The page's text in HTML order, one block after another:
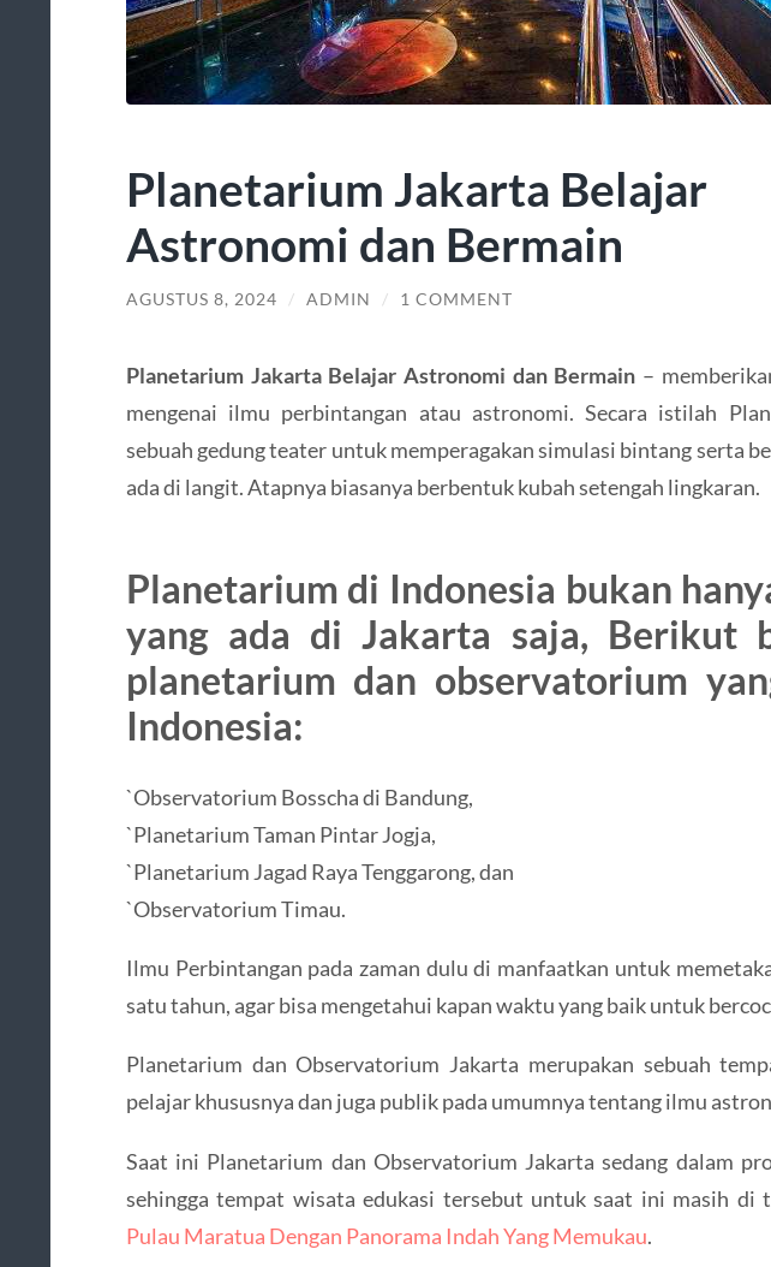
Planetarium Jakarta Belajar
Astronomi dan Bermain
AGUSTUS 8, 2024 / ADMIN / 1 COMMENT
Planetarium Jakarta Belajar Astronomi dan Bermain –
mengenai ilmu perbintangan atau astronomi. Secara istilah
sebuah gedung teater untuk memperagakan simulasi bintang serta
ada di langit. Atapnya biasanya berbentuk kubah setengah lingkaran.
Planetarium di Indonesia
yang ada di Jakarta saja, Berikut
planetarium dan observatorium
Indonesia:
`Observatorium Bosscha di Bandung,
`Planetarium Taman Pintar Jogja,
`Planetarium Jagad Raya Tenggarong, dan
`Observatorium Timau.
Ilmu Perbintangan pada zaman dulu di manfaatkan untuk
satu tahun, agar bisa mengetahui kapan waktu yang baik untuk
Planetarium dan Observatorium Jakarta merupakan sebuah
pelajar khususnya dan juga publik pada umumnya tentang ilmu
Saat ini Planetarium dan Observatorium Jakarta sedang dalam
sehingga tempat wisata edukasi tersebut untuk saat ini masih di
Pulau Maratua Dengan Panorama Indah Yang Memukau.